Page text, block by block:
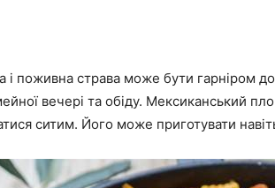
і поживна страва може бути гарніром до
вечері та обіду. Мексиканський
ситим. Його може приготувати